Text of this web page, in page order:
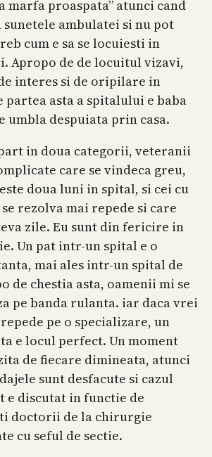
marfa proaspata” atunci cand
sunetele ambulatei si nu pot
cum e sa se locuiesti in
Apropo de de locuitul vizavi,
interes si de oripilare in
partea asta a spitalului e baba
umbla despuiata prin casa.
in doua categorii, veteranii
care se vindeca greu,
doua luni in spital, si cei cu
rezolva mai repede si care
zile. Eu sunt din fericire in
Un pat intr-un spital e o
mai ales intr-un spital de
de chestia asta, oamenii mi se
pe banda rulanta. iar daca vrei
pe o specializare, un
e locul perfect. Un moment
de fiecare dimineata, atunci
sunt desfacute si cazul
e discutat in functie de
doctorii de la chirurgie
cu seful de sectie.